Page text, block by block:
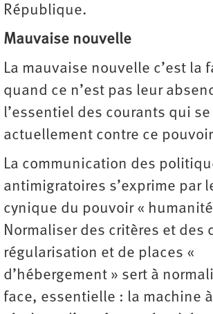
République.
Mauvaise nouvelle
La mauvaise nouvelle c’est la
quand ce n’est pas leur
l’essentiel des courants qui
actuellement contre ce
La communication des
antimigratoires s’exprime par
cynique du pouvoir «
Normaliser des critères et des
régularisation et de places «
d’hébergement » sert à
face, essentielle : la machine